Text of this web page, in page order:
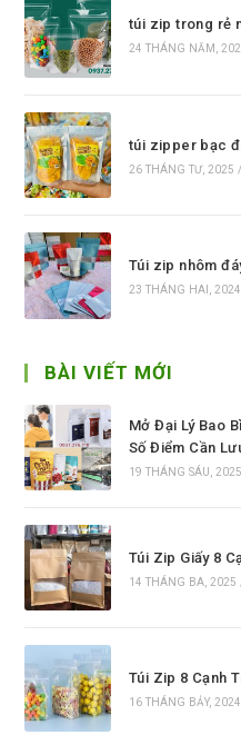
túi zip trong rẻ
24 THÁNG NĂM,
túi zipper bạc
26 THÁNG TƯ, 2025 /
Túi zip nhôm
23 THÁNG HAI, 2024
BÀI VIẾT MỚI
Mở Đại Lý Bao
Số Điểm Cần
19 THÁNG SÁU, 2025
Túi Zip Giấy 8
14 THÁNG BA, 2025
Túi Zip 8 Cạnh
16 THÁNG BẢY, 2024